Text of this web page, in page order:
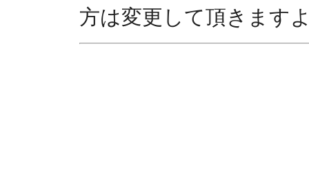
方は変更して頂きます